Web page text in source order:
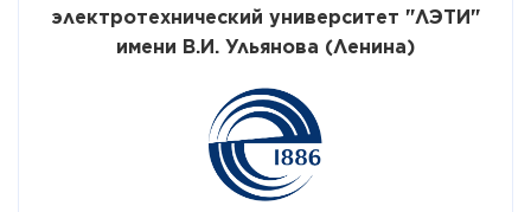
электротехнический университет "ЛЭТИ"
имени В.И. Ульянова (Ленина)